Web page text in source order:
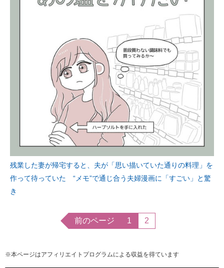
残業した妻が帰宅すると、夫が「思い描いていた通りの料理」を
作って待っていた “メモ”で通じ合う夫婦漫画に「すごい」と驚
き
前のページ 1 2
※本ページはアフィリエイトプログラムによる収益を得ています